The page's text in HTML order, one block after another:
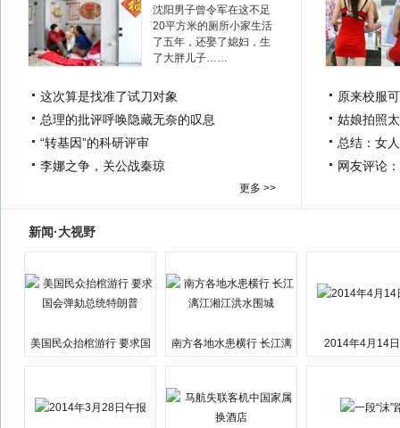
沈阳男子曾令军在这不足
20平方米的厕所小家生活
了五年，还娶了媳妇，生
了大胖儿子……
这次算是找准了试刀对象
总理的批评呼唤隐藏无奈的叹息
“转基因”的科研评审
李娜之争，关公战秦琼
更多 >>
原来校服
姑娘拍照
总结：女
网友评论
新闻·大视野
美国民众抬棺游行 要求国
南方各地水患横行 长江漓
2014年4月14